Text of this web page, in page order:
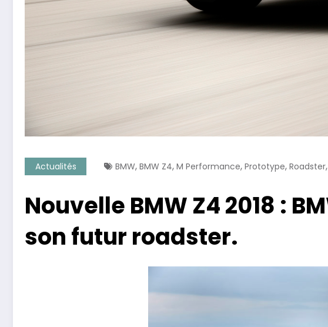
Actualités BMW, BMW Z4, M Performance, Prototype, Roadster,
Nouvelle BMW Z4 2018 :
son futur roadster.